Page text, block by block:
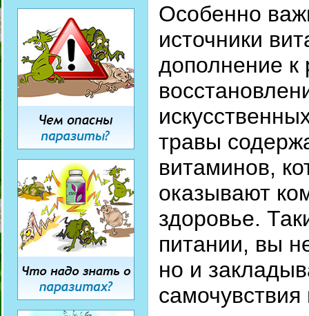
Особенно
источники
дополнение к
травы
витаминов,
оказывают
здоровье.
питании, вы
но и
самочувствия